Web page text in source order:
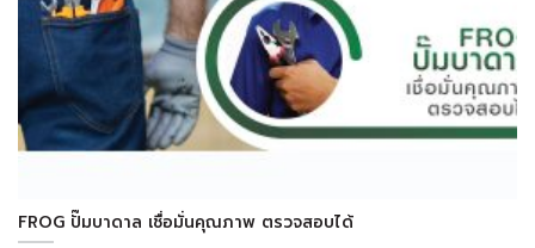
FROG ปั๊มบาดาล เชื่อมั่นคุณภาพ ตรวจสอบได้